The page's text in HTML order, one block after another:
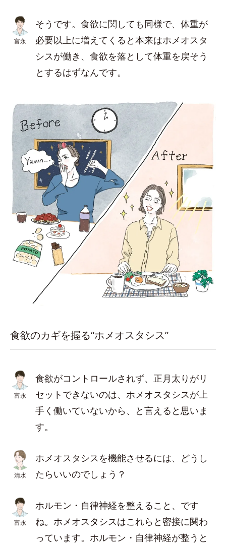
富永
そうです。食欲に関しても同様で、体重が
必要以上に増えてくると本来はホメオスタ
シスが働き、食欲を落として体重を戻そう
とするはずなんです。
食欲のカギを握る“ホメオスタシス”
富永
食欲がコントロールされず、正月太りがリ
セットできないのは、ホメオスタシスが上
手く働いていないから、と言えると思いま
す。
清水
ホメオスタシスを機能させるには、どうし
たらいいのでしょう？
富永
ホルモン・自律神経を整えること、です
ね。ホメオスタシスはこれらと密接に関わ
っています。ホルモン・自律神経が整うと